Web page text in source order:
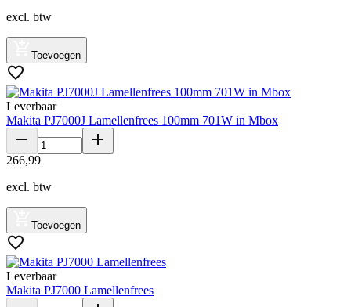
excl. btw
Toevoegen
Leverbaar
Makita PJ7000J Lamellenfrees 100mm 701W in Mbox
266,99
excl. btw
Toevoegen
Leverbaar
Makita PJ7000 Lamellenfrees